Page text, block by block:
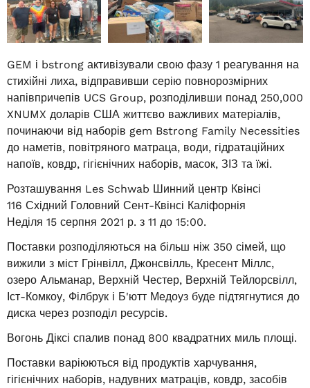
GEM і bstrong активізували свою фазу 1 реагування на
стихійні лиха, відправивши серію повнорозмірних
напівпричепів UCS Group, розподіливши понад 250,000
XNUMX доларів США життєво важливих матеріалів,
починаючи від наборів gem Bstrong Family Necessities
до наметів, повітряного матраца, води, гідратаційних
напоїв, ковдр, гігієнічних наборів, масок, ЗІЗ та їжі.
Розташування Les Schwab Шинний центр Квінсі
116 Східний Головний Сент-Квінсі Каліфорнія
Неділя 15 серпня 2021 р. з 11 до 15:00.
Поставки розподіляються на більш ніж 350 сімей, що
вижили з міст Грінвілл, Джонсвілль, Кресент Міллс,
озеро Альманар, Верхній Честер, Верхній Тейлорсвілл,
Іст-Комкоу, Філбрук і Б'ютт Медоуз буде підтягнутися до
диска через розподіл ресурсів.
Вогонь Діксі спалив понад 800 квадратних миль площі.
Поставки варіюються від продуктів харчування,
гігієнічних наборів, надувних матраців, ковдр, засобів